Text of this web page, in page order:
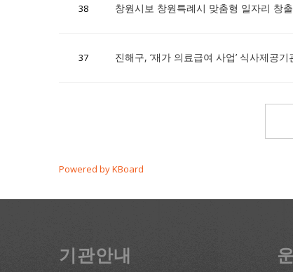
38 창원시보 창원특례시 맞춤형 일자리 창
37 진해구, ‘재가 의료급여 사업’ 식사제공
Powered by KBoard
기관안내